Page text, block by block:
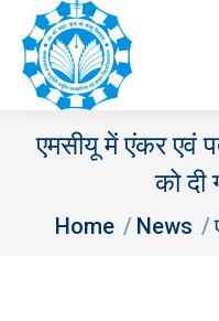
एमसीयू में एंकर एवं
को दी
You are here:
Home News